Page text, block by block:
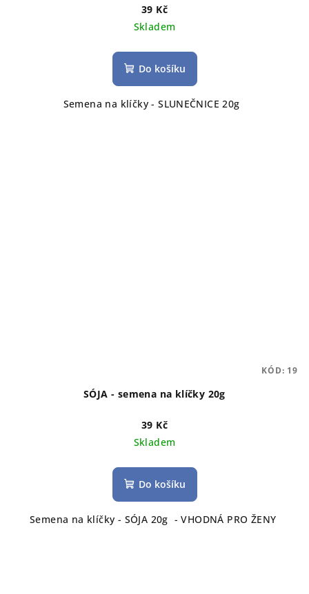
39 Kč
Skladem
Do košíku
Semena na klíčky - SLUNEČNICE 20g
SÓJA - semena na klíčky 20g
39 Kč
Skladem
Do košíku
Semena na klíčky - SÓJA 20g - VHODNÁ PRO ŽENY
KÓD: 19